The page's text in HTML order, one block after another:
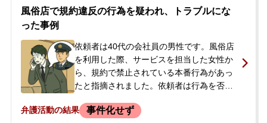
官は、動画に何も映っていなかったこと
や、証拠となる動画が既に削除されていた
し、その場は収まりました。しかし、その
際に店の者に免許証と社員証のコピーを取
られており、後日勤務先へ連絡されるなど
の不利益を被ることを強く懸念。トラブル
即日示談交渉に着手してほしいと依頼され
風俗店で規約違反の行為を疑われ、トラブルにな
った事例
依頼者は40代の会社員の男性です。風俗店
を利用した際、サービスを担当した女性か
ら、規約で禁止されている本番行為があっ
たと指摘されました。依頼者は行為を否定
から警察に連絡することを示唆され、その
弁護活動の結果 事件化せず